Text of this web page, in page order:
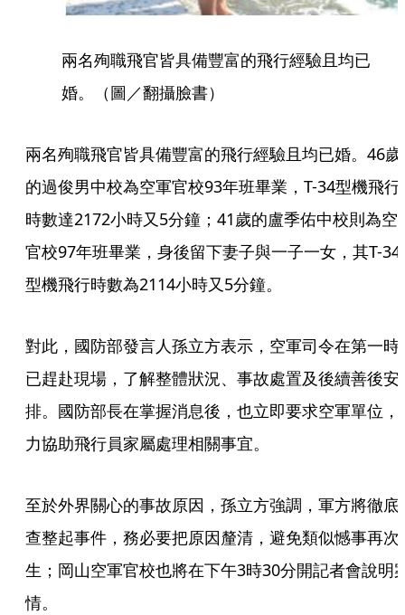
兩名殉職飛官皆具備豐富的飛行經驗且均已
婚。（圖／翻攝臉書）
兩名殉職飛官皆具備豐富的飛行經驗且均已婚。46歲
的過俊男中校為空軍官校93年班畢業，T-34型機飛行
時數達2172小時又5分鐘；41歲的盧季佑中校則為空
官校97年班畢業，身後留下妻子與一子一女，其T-34
型機飛行時數為2114小時又5分鐘。
對此，國防部發言人孫立方表示，空軍司令在第一時
已趕赴現場，了解整體狀況、事故處置及後續善後安
排。國防部長在掌握消息後，也立即要求空軍單位，
力協助飛行員家屬處理相關事宜。
至於外界關心的事故原因，孫立方強調，軍方將徹底
查整起事件，務必要把原因釐清，避免類似憾事再次
生；岡山空軍官校也將在下午3時30分開記者會說明
情。